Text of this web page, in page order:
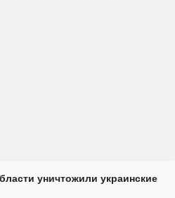
уничтожили украинские